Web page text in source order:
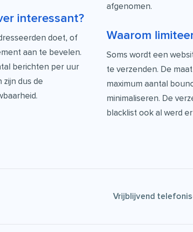
interessant?
doet, of
aan te bevelen.
berichten per uur
dus de
afgenomen.
Waarom
Soms wordt een
te verzenden. De
maximum aantal
minimaliseren. De
blacklist ook al werd
Vrijblijvend